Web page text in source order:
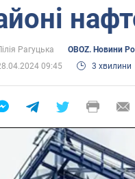
Рагуцька
OBOZ. Новини
09:45
3 хвилини